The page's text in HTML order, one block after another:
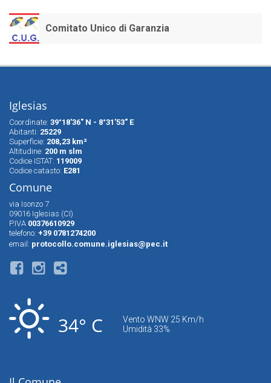
Comitato Unico di Garanzia
Iglesias
Coordinate: 39°18'36" N - 8°31'53" E
Abitanti: 25229
Superfìcie: 208,23 km²
Altitudine: 200 m slm
Codice ISTAT: 119009
Codice catasto: E281
Comune
via Isonzo 7
09016 Iglesias (CI)
P.IVA 00376610929
telefono: +39 0781274200
email: protocollo.comune.iglesias@pec.it
34° C
Vento WNW 25 Km/h
Umidità 33%